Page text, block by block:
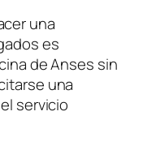
una
es
de Anses sin
una
servicio